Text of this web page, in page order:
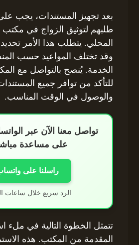
بعد تجهيز المستندات، يجب
طلبهم لتوثيق الزواج في مكتب
المحلي. يتطلب هذا الأمر
وقد تختلف المواعيد حسب
الخدمة. يُنصح بالتواصل مع
للتأكد من توافر جميع
والوصول في الوقت المناسب.
تواصل معنا الآن عبر
على مساعدة
راسلنا على
الرد سريع خلال ساعات
تتمثل الخطوة التالية في ملء
المقدمة من المكتب. هذه